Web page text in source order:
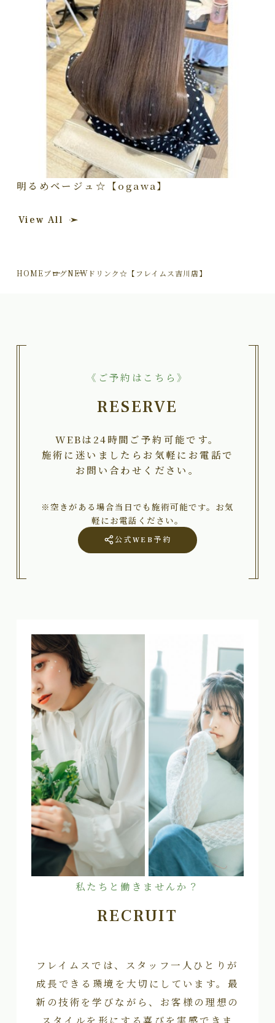
明るめベージュ☆【ogawa】
View All
HOMEブログNEWドリンク☆【フレイムス吉川店】
《ご予約はこちら》
RESERVE
WEBは24時間ご予約可能です。
施術に迷いましたらお気軽にお電話で
お問い合わせください。
※空きがある場合当日でも施術可能です。お気
軽にお電話ください。
公式WEB予約
私たちと働きませんか？
RECRUIT
フレイムスでは、スタッフ一人ひとりが
成長できる環境を大切にしています。最
新の技術を学びながら、お客様の理想の
スタイルを形にする喜びを実感できま